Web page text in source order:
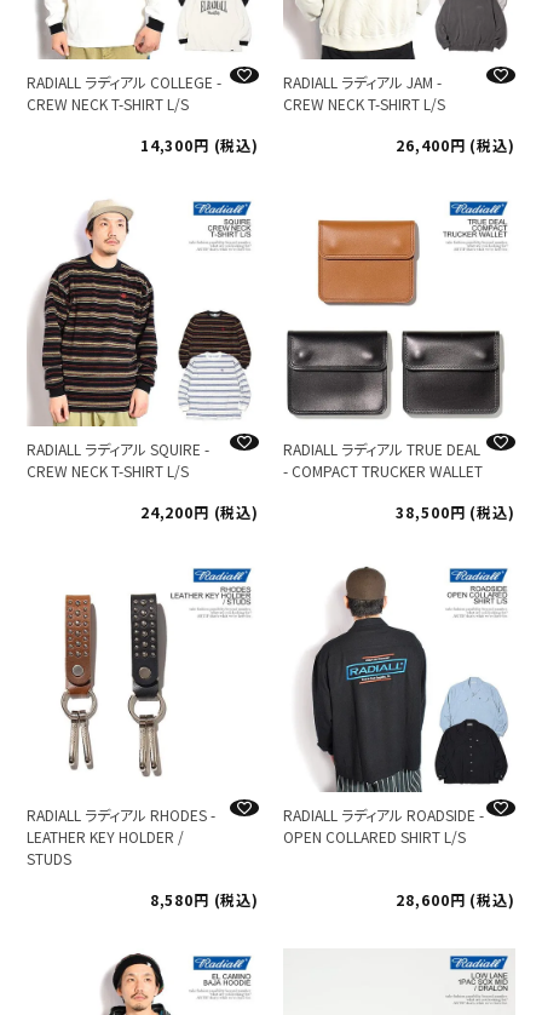
RADIALL ラディアル COLLEGE -
CREW NECK T-SHIRT L/S
14,300
税込
RADIALL ラディアル JAM -
CREW NECK T-SHIRT L/S
26,400
税込
RADIALL ラディアル SQUIRE -
CREW NECK T-SHIRT L/S
24,200
税込
RADIALL ラディアル TRUE DEAL
- COMPACT TRUCKER WALLET
38,500
税込
RADIALL ラディアル RHODES -
LEATHER KEY HOLDER /
STUDS
8,580
税込
RADIALL ラディアル ROADSIDE -
OPEN COLLARED SHIRT L/S
28,600 税込